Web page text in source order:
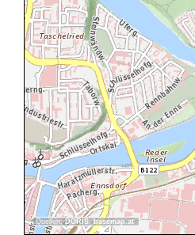
Quellen:DORIS, basemap.at